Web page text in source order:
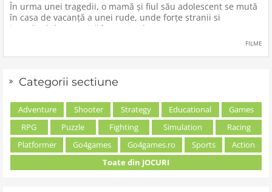
În urma unei tragedii, o mamă şi fiul său adolescent se mută
în casa de vacanţă a unei rude, unde forţe stranii si
inexplicabile conspiră împotriva lor.
FILME
Categorii sectiune
Adventure Shooter Strategy Educational
Games
RPG
Puzzle Fighting Simulation
Racing
Platformer
Go4games Go4games.ro Sports
Action
Toate din JOCURI